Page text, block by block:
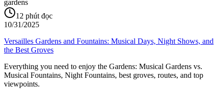
gardens
12 phút đọc
10/31/2025
Versailles Gardens and Fountains: Musical Days, Night Shows, and
the Best Groves
Everything you need to enjoy the Gardens: Musical Gardens vs.
Musical Fountains, Night Fountains, best groves, routes, and top
viewpoints.